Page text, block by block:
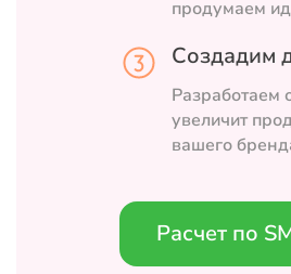
продумаем
Создадим
Разработаем
увеличит
вашего
Расчет по